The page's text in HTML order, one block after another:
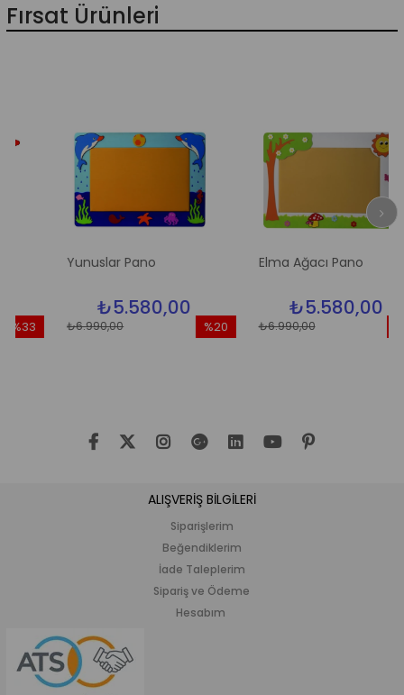
Fırsat Ürünleri
Yunuslar Pano
₺5.580,00
₺6.990,00
%20
Elma Ağacı Pano
₺5.580,00
₺6.990,00
ALIŞVERİŞ BİLGİLERİ
Siparişlerim
Beğendiklerim
İade Taleplerim
Sipariş ve Ödeme
Hesabım